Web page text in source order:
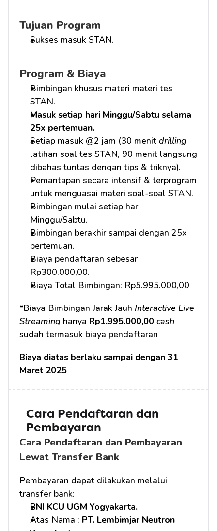
Tujuan Program
Sukses masuk STAN.
Program & Biaya
Bimbingan khusus materi materi tes
STAN.
Masuk setiap hari Minggu/Sabtu selama
25x pertemuan.
Setiap masuk @2 jam (30 menit drilling
latihan soal tes STAN, 90 menit langsung
dibahas tuntas dengan tips & triknya).
Pemantapan secara intensif & terprogram
untuk menguasai materi soal-soal STAN.
Bimbingan mulai setiap hari
Minggu/Sabtu.
Bimbingan berakhir sampai dengan 25x
pertemuan.
Biaya pendaftaran sebesar
Rp300.000,00.
Biaya Total Bimbingan: Rp5.995.000,00
*Biaya Bimbingan Jarak Jauh Interactive Live
Streaming hanya Rp1.995.000,00 cash
sudah termasuk biaya pendaftaran
Biaya diatas berlaku sampai dengan 31
Maret 2025
Cara Pendaftaran dan
Pembayaran
Cara Pendaftaran dan Pembayaran
Lewat Transfer Bank
Pembayaran dapat dilakukan melalui
transfer bank:
BNI KCU UGM Yogyakarta.
Atas Nama : PT. Lembimjar Neutron